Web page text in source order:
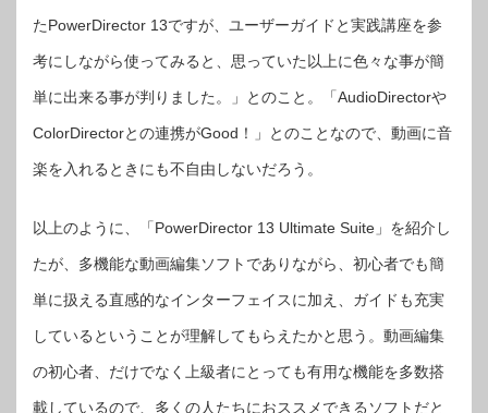
たPowerDirector 13ですが、ユーザーガイドと実践講座を参
考にしながら使ってみると、思っていた以上に色々な事が簡
単に出来る事が判りました。」とのこと。「AudioDirectorや
ColorDirectorとの連携がGood！」とのことなので、動画に音
楽を入れるときにも不自由しないだろう。
以上のように、「PowerDirector 13 Ultimate Suite」を紹介し
たが、多機能な動画編集ソフトでありながら、初心者でも簡
単に扱える直感的なインターフェイスに加え、ガイドも充実
しているということが理解してもらえたかと思う。動画編集
の初心者、だけでなく上級者にとっても有用な機能を多数搭
載しているので、多くの人たちにおススメできるソフトだと